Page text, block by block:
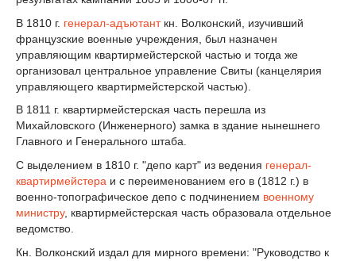
В 1810 г. генерал-адъютанткн. Волконский, изучивший
французские военные учреждения, был назначен
управляющим квартирмейстерской частью и тогда же
организовал центральное управление Свиты (канцелярия
управляющего квартирмейстерской частью).
В 1811 г. квартирмейстерская часть перешла из
Михайловского (Инженерного) замка в здание нынешнего
Главного и Генерального штаба.
С выделением в 1810 г. "депо карт" из ведения генерал-
квартирмейстера и с переименованием его в (1812 г.) в
военно-топографическое депо с подчинением военному
министру, квартирмейстерская часть образовала отдельное
ведомство.
Кн. Волконский издал для мирного времени: "Руководство к